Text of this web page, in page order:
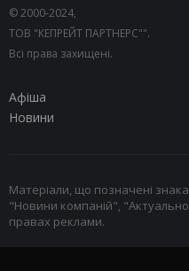
© 2000-2024,
ТОВ "КЕПРЕЙТ ПАРТНЕРС"".
Всі права захищені.
Афіша
Новини
Матеріали, що позначені
"Новини компаній",
правах реклами.